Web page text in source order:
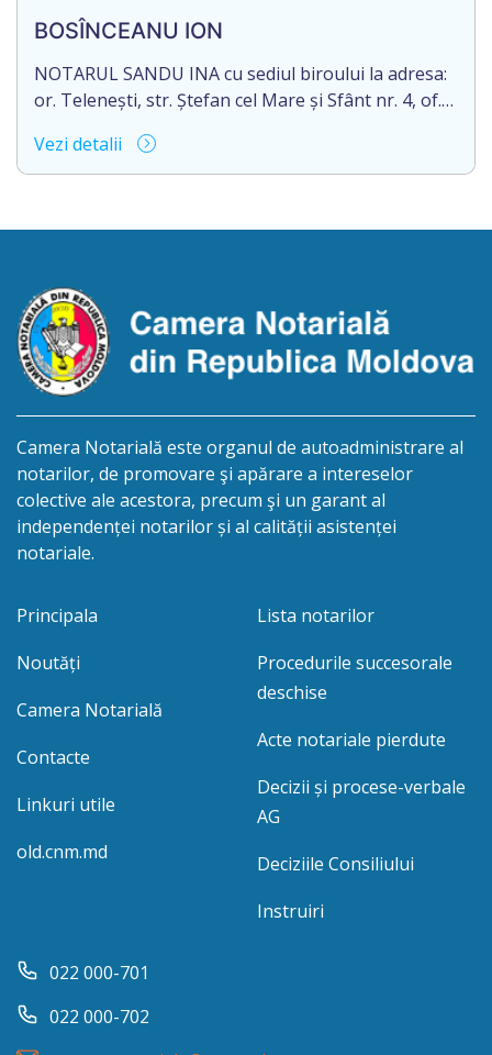
/doisprezece ianuarie anul două mii douăzeci și
șase/. Eliberarea certificatului de moștenitor este
[…]
BOSÎNCEANU ION
NOTARUL SANDU INA cu sediul biroului la adresa:
or. Telenești, str. Ștefan cel Mare și Sfânt nr. 4, of.
succesorale în urma decesului cet. BOSÎNCEANU
ION, născut/ă la 21.07.1980, cod personal
/cincisprezece mai anul două mii douăzeci și unu/.
Vezi detalii
Camera Notarială este organul de autoadministrare al
notarilor, de promovare şi apărare a intereselor
colective ale acestora, precum şi un garant al
independenței notarilor și al calității asistenței
notariale.
Principala
Noutăți
Camera Notarială
Contacte
Linkuri utile
old.cnm.md
Lista notarilor
Procedurile succesorale
deschise
Acte notariale pierdute
Decizii și procese-verbale
AG
Deciziile Consiliului
Instruiri
022 000-701
022 000-702